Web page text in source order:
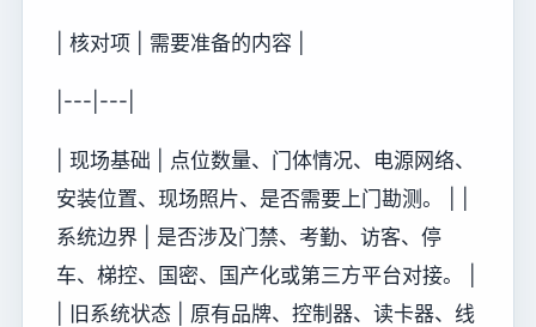
| 核对项 | 需要准备的内容 |
|---|---|
| 现场基础 | 点位数量、门体情况、电源网络、
安装位置、现场照片、是否需要上门勘测。 | |
系统边界 | 是否涉及门禁、考勤、访客、停
车、梯控、国密、国产化或第三方平台对接。 |
| 旧系统状态 | 原有品牌、控制器、读卡器、线